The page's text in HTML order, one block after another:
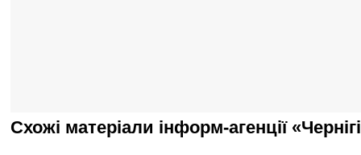
Схожі матеріали інформ-агенції